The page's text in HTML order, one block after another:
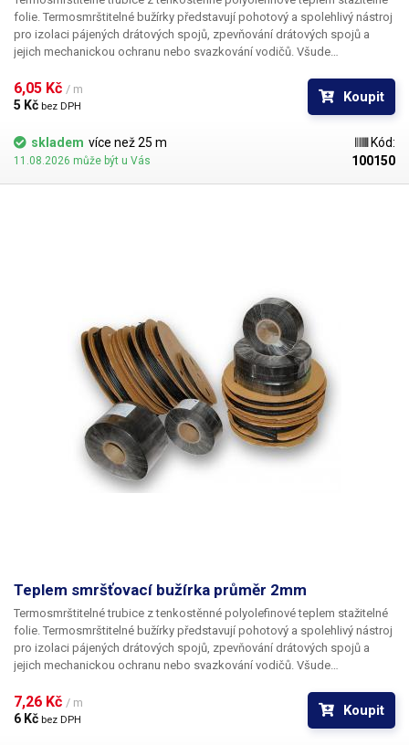
folie. Termosmrštitelné bužírky představují pohotový a spolehlivý nástroj
pro izolaci pájených drátových spojů, zpevňování drátových spojů a
jejich mechanickou ochranu nebo svazkování vodičů. Všude
elektrikářská izolační páska je nyní možné nasadit teplem smrštitelné
fólie.
6,05 Kč / m
5 Kč bez DPH
Koupit
skladem více než 25 m
11.08.2026 může být u Vás
Kód:
100150
Teplem smršťovací bužírka průměr 2mm
Termosmrštitelné trubice z tenkostěnné polyolefinové teplem stažitelné
folie. Termosmrštitelné bužírky představují pohotový a spolehlivý nástroj
pro izolaci pájených drátových spojů, zpevňování drátových spojů a
jejich mechanickou ochranu nebo svazkování vodičů. Všude
elektrikářská izolační páska je nyní možné nasadit teplem smrštitelné
fólie.
7,26 Kč / m
6 Kč bez DPH
Koupit